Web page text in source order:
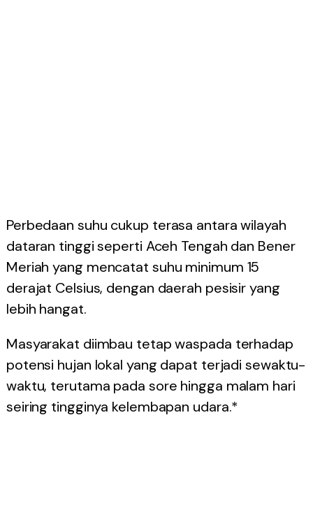
Perbedaan suhu cukup terasa antara wilayah
dataran tinggi seperti Aceh Tengah dan Bener
Meriah yang mencatat suhu minimum 15
derajat Celsius, dengan daerah pesisir yang
lebih hangat.
Masyarakat diimbau tetap waspada terhadap
potensi hujan lokal yang dapat terjadi sewaktu-
waktu, terutama pada sore hingga malam hari
seiring tingginya kelembapan udara.*